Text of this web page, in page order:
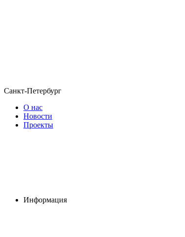
Санкт-Петербург
О нас
Новости
Проекты
Информация